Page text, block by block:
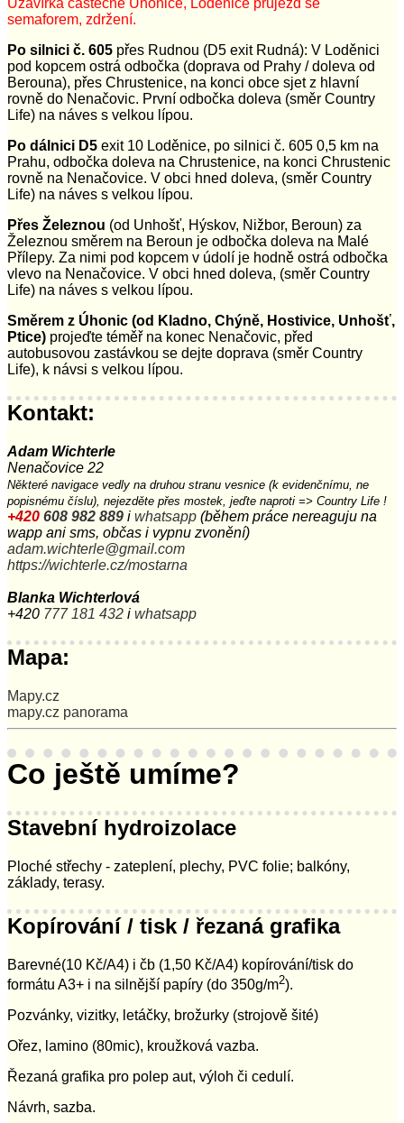
Uzavírka částečně Úhonice, Loděnice průjezd se
semaforem, zdržení.
Po silnici č. 605 přes Rudnou (D5 exit Rudná): V Loděnici
pod kopcem ostrá odbočka (doprava od Prahy / doleva od
Berouna), přes Chrustenice, na konci obce sjet z hlavní
rovně do Nenačovic. První odbočka doleva (směr Country
Life) na náves s velkou lípou.
Po dálnici D5 exit 10 Loděnice, po silnici č. 605 0,5 km na
Prahu, odbočka doleva na Chrustenice, na konci Chrustenic
rovně na Nenačovice. V obci hned doleva, (směr Country
Life) na náves s velkou lípou.
Přes Železnou (od Unhošť, Hýskov, Nižbor, Beroun) za
Železnou směrem na Beroun je odbočka doleva na Malé
Přílepy. Za nimi pod kopcem v údolí je hodně ostrá odbočka
vlevo na Nenačovice. V obci hned doleva, (směr Country
Life) na náves s velkou lípou.
Směrem z Úhonic (od Kladno, Chýně, Hostivice, Unhošť,
Ptice) projeďte téměř na konec Nenačovic, před
autobusovou zastávkou se dejte doprava (směr Country
Life), k návsi s velkou lípou.
Kontakt:
Adam Wichterle
Nenačovice 22
Některé navigace vedly na druhou stranu vesnice (k evidenčnímu, ne
popisnému číslu), nejezděte přes mostek, jeďte naproti => Country Life !
+420 608 982 889 i whatsapp (během práce nereaguju na
wapp ani sms, občas i vypnu zvonění)
adam.wichterle@gmail.com
https://wichterle.cz/mostarna
Blanka Wichterlová
+420 777 181 432 i whatsapp
Mapa:
Mapy.cz
mapy.cz panorama
Co ještě umíme?
Stavební hydroizolace
Ploché střechy - zateplení, plechy, PVC folie; balkóny,
základy, terasy.
Kopírování / tisk / řezaná grafika
Barevné(10 Kč/A4) i čb (1,50 Kč/A4) kopírování/tisk do
formátu A3+ i na silnější papíry (do 350g/m2).
Pozvánky, vizitky, letáčky, brožurky (strojově šité)
Ořez, lamino (80mic), kroužková vazba.
Řezaná grafika pro polep aut, výloh či cedulí.
Návrh, sazba.